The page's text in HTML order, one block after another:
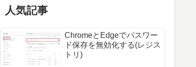
人気記事
ChromeとEdgeでパスワー
ド保存を無効化する(レジス
トリ)